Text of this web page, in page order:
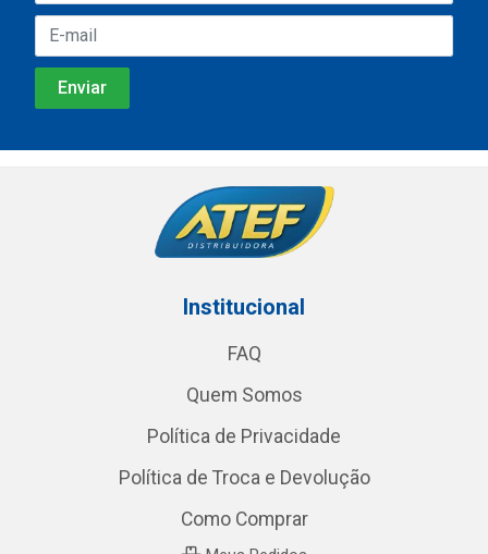
Institucional
FAQ
Quem Somos
Política de Privacidade
Política de Troca e Devolução
Como Comprar